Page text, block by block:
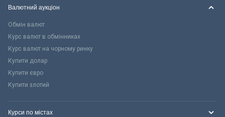
Валютний аукціон
Обмін валют
Курс валют в обмінниках
Курс валют на чорному ринку
Купити долар
Купити євро
Купити злотий
Курси по містах